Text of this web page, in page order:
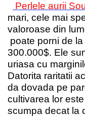
Perlele aurii
mari, cele mai
valoroase din
poate porni de
300.000$. Ele
uriasa cu
Datorita raritatii
da dovada pe
cultivarea lor
scumpa decat la